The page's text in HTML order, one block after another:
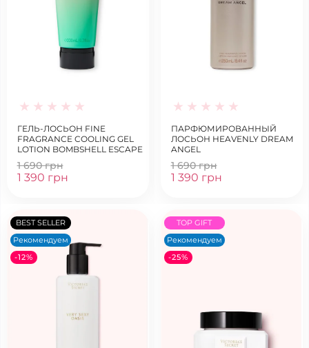
ГЕЛЬ-ЛОСЬОН FINE
FRAGRANCE COOLING GEL
LOTION BOMBSHELL ESCAPE
1 690 грн
1 390 грн
ПАРФЮМИРОВАННЫЙ
ЛОСЬОН HEAVENLY DREAM
ANGEL
1 690 грн
1 390 грн
BEST SELLER
Рекомендуем
-12%
TOP GIFT
Рекомендуем
-25%